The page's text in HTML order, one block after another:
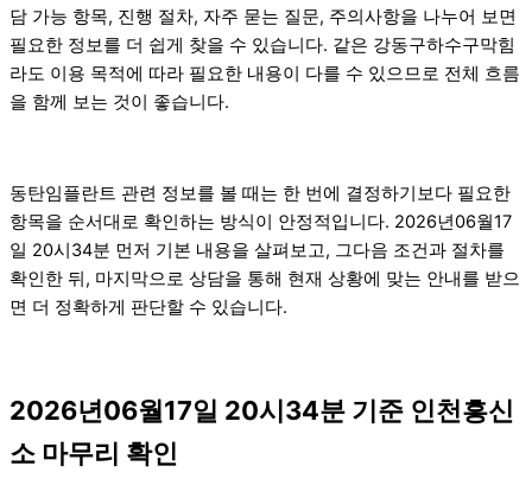
담 가능 항목, 진행 절차, 자주 묻는 질문, 주의사항을 나누어 보면
필요한 정보를 더 쉽게 찾을 수 있습니다. 같은 강동구하수구막힘
라도 이용 목적에 따라 필요한 내용이 다를 수 있으므로 전체 흐름
을 함께 보는 것이 좋습니다.
동탄임플란트 관련 정보를 볼 때는 한 번에 결정하기보다 필요한
항목을 순서대로 확인하는 방식이 안정적입니다. 2026년06월17
일 20시34분 먼저 기본 내용을 살펴보고, 그다음 조건과 절차를
확인한 뒤, 마지막으로 상담을 통해 현재 상황에 맞는 안내를 받으
면 더 정확하게 판단할 수 있습니다.
2026년06월17일 20시34분 기준 인천흥신
소 마무리 확인